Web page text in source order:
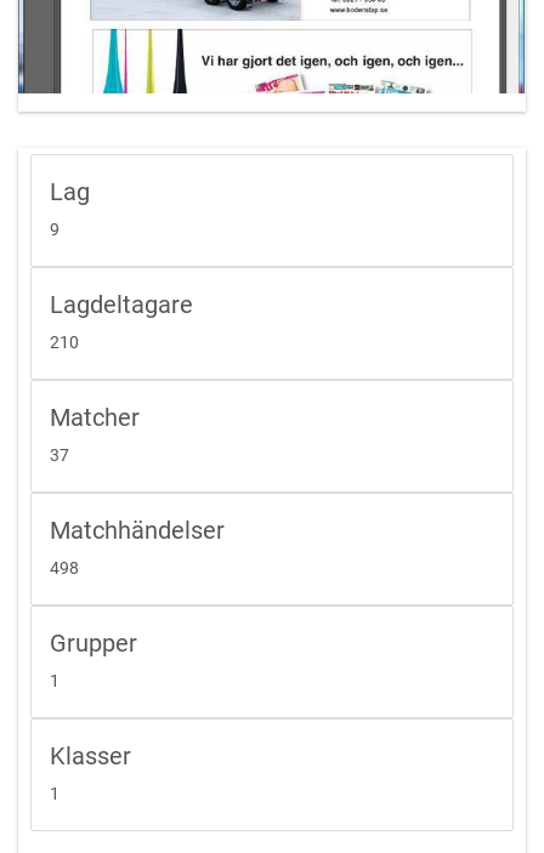
Lag
9
Lagdeltagare
210
Matcher
37
Matchhändelser
498
Grupper
1
Klasser
1